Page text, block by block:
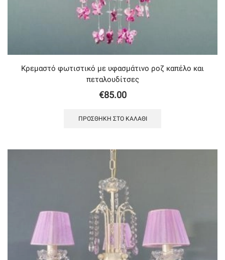
Κρεμαστό φωτιστικό με υφασμάτινο ροζ καπέλο και
πεταλουδίτσες
€85.00
ΠΡΟΣΘΉΚΗ ΣΤΟ ΚΑΛΆΘΙ